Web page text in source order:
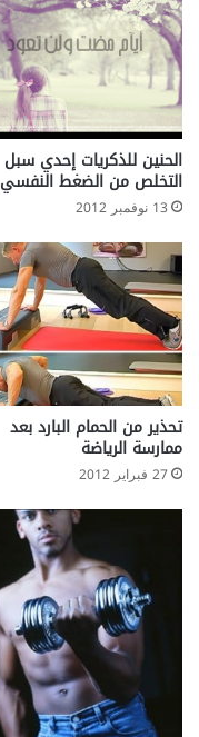
الحنين للذكريات إحدي سبل
التخلص من الضغط النفسي
13 نوفمبر 2012
تحذير من الحمام البارد بعد
ممارسة الرياضة
27 فبراير 2012